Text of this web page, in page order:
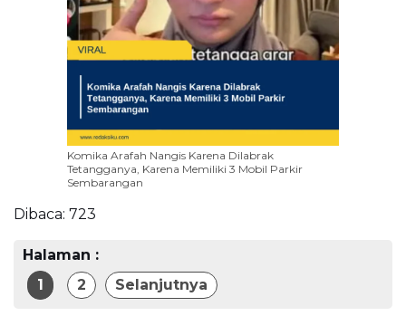
Komika Arafah Nangis Karena Dilabrak
Tetangganya, Karena Memiliki 3 Mobil Parkir
Sembarangan
Dibaca: 723
Halaman :
1
2 Selanjutnya